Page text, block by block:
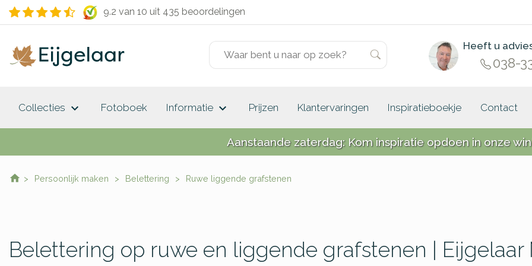
9.2 van 10 uit 435 beoordelingen
Heeft u
038-
Collecties keyboard_arrow_down Fotoboek Informatie keyboard_arrow_down Prijzen Klantervaringen Inspiratieboekje Contact
Aanstaande zaterdag: Kom inspiratie opdoen in onze
Persoonlijk maken Belettering Ruwe liggende grafstenen
Belettering op ruwe en liggende grafstenen | Eijgelaar